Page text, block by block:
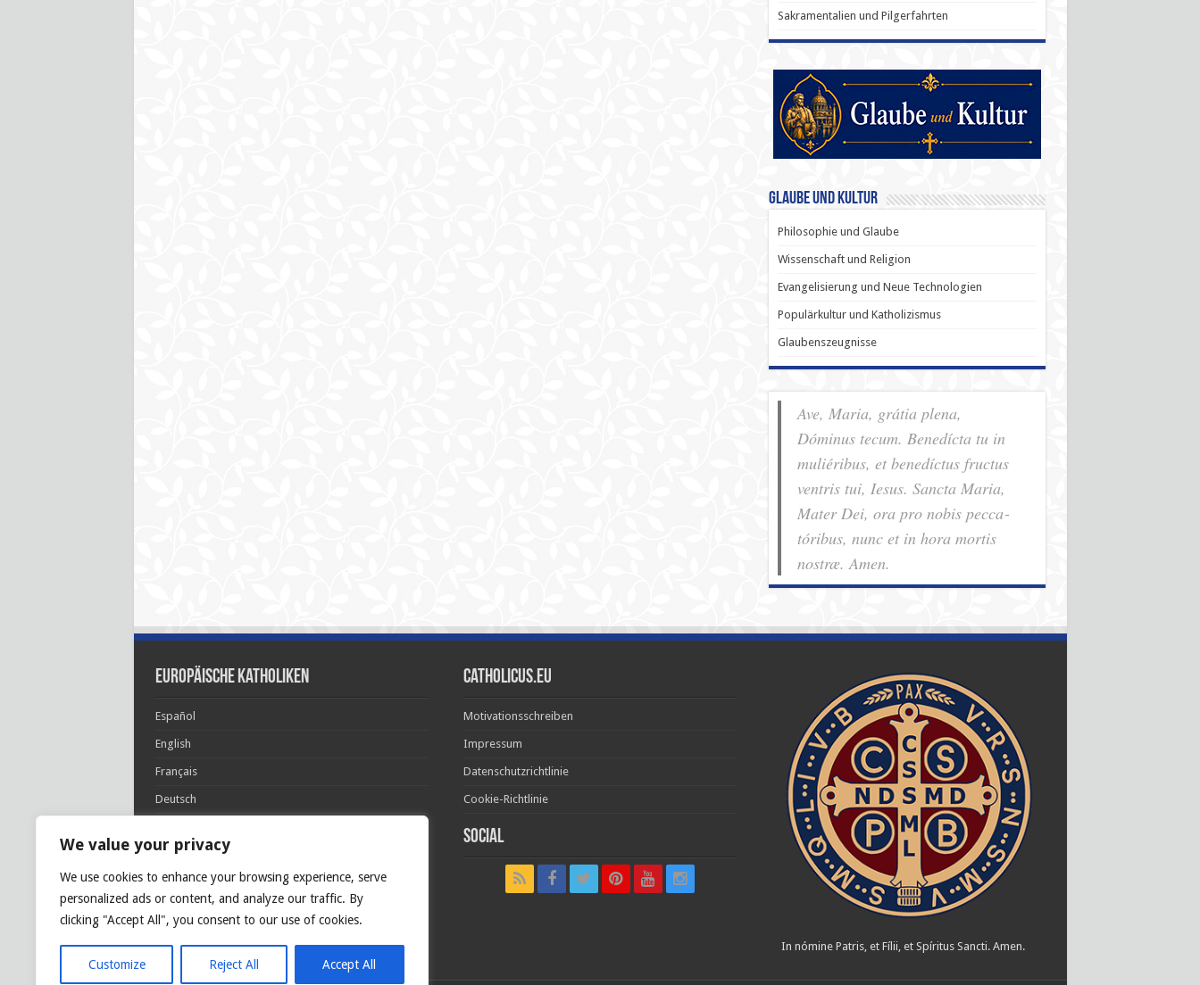
We value your privacy
We use cookies to enhance your browsing experience, serve
personalized ads or content, and analyze our traffic. By
clicking "Accept All", you consent to our use of cookies.
Customize Reject All Accept All
Sakramentalien und Pilgerfahrten
Glaube und Kultur
Philosophie und Glaube
Wissenschaft und Religion
Evangelisierung und Neue Technologien
Populärkultur und Katholizismus
Glaubenszeugnisse
Ave, Maria, grátia plena,
Dóminus tecum. Benedícta tu in
muliéribus, et benedíctus fructus
ventris tui, Iesus. Sancta Maria,
Mater Dei, ora pro nobis pec­ca­
tóribus, nunc et in hora mortis
nostræ. Amen.
Europäische Katholiken
Español
English
Français
Deutsch
Português
Polski
Glória Patri, et Fílio, et Spirítui Sancto. Sicut erat in
princípio, et nunc et semper et in sǽcula
sæculórum. Amen.
Catholicus.eu
Motivationsschreiben
Impressum
Datenschutzrichtlinie
Cookie-Richtlinie
Social
In nómine Patris, et Fílii, et Spíritus Sancti. Amen.